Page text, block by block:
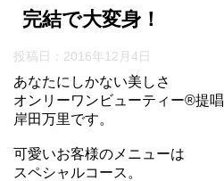
完結で大変身！
投稿日： 2016年12月4日
あなたにしかない美しさ
オンリーワンビューティー®提唱
岸田万里です。
可愛いお客様のメニューは
スペシャルコース。